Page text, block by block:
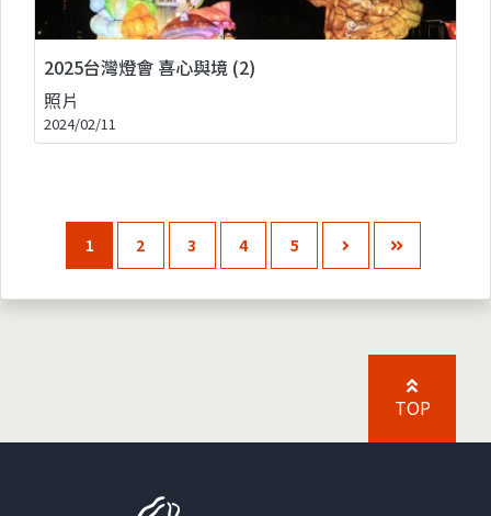
2025台灣燈會 喜心與境 (2)
照片
2024/02/11
1 2 3 4 5
TOP